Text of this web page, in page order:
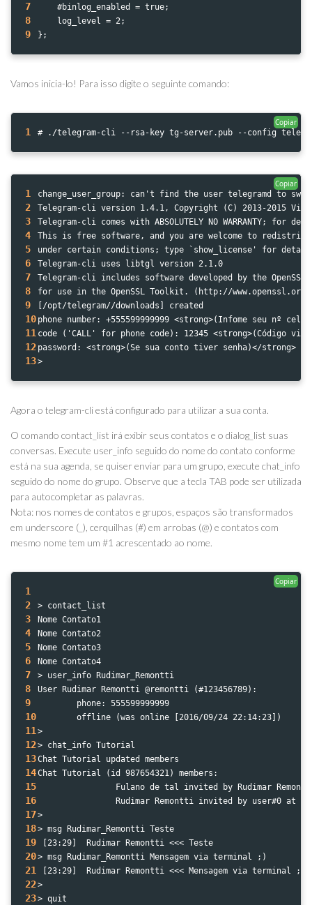
7
    #binlog_enabled = true;
8
    log_level = 2;
9 };
Vamos inicia-lo! Para isso digite o seguinte comando:
1 # ./telegram-cli --rsa-key tg-server.pub --config
Copiar
1 change_user_group: can't find the user telegramd to
2 Telegram-cli version 1.4.1, Copyright (C) 2013-2015
3 Telegram-cli comes with ABSOLUTELY NO WARRANTY; for
4 This is free software, and you are welcome to
5 under certain conditions; type `show_license' for
6 Telegram-cli uses libtgl version 2.1.0
7 Telegram-cli includes software developed by the OpenSSL
8 for use in the OpenSSL Toolkit. (http://
9 [/opt/telegram//downloads] created
10 phone number: +555599999999 <strong>(Infome seu nº
11 code ('CALL' for phone code): 12345 <strong>(Código via
12 password: <strong>(Se sua conto tiver senha)</strong>
13>
Copiar
Agora o telegram-cli está configurado para utilizar a sua conta.
O comando contact_list irá exibir seus contatos e o dialog_list suas
conversas. Execute user_info seguido do nome do contato conforme
está na sua agenda, se quiser enviar para um grupo, execute chat_info
seguido do nome do grupo. Observe que a tecla TAB pode ser utilizada
para autocompletar as palavras.
Nota: nos nomes de contatos e grupos, espaços são transformados
em underscore (_), cerquilhas (#) em arrobas (@) e contatos com
mesmo nome tem um #1 acrescentado ao nome.
1
2
> contact_list
3 Nome Contato1
4 Nome Contato2
5 Nome Contato3
6 Nome Contato4
7 > user_info Rudimar_Remontti
8 User Rudimar Remontti @remontti (#123456789):
9
        phone: 555599999999
10
        offline (was online [2016/09/24 22:14:23])
11>
12> chat_info Tutorial
13Chat Tutorial updated members
14Chat Tutorial (id 987654321) members:
15
Fulano de tal invited by Rudimar
16
Rudimar Remontti invited by user#0 at
17>
18> msg Rudimar_Remontti Teste
19 [23:29]  Rudimar Remontti <<< Teste
20> msg Rudimar_Remontti Mensagem via terminal ;)
21 [23:29]  Rudimar Remontti <<< Mensagem via terminal ;)
22>
23> quit
Copiar